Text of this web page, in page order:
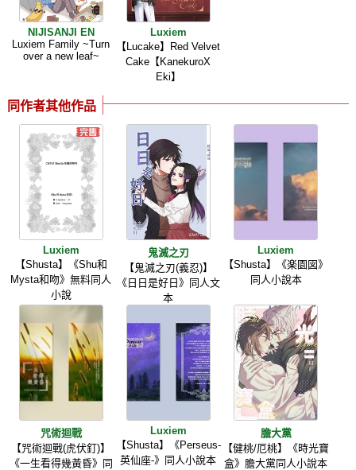
NIJISANJI EN
Luxiem Family ~Turn
over a new leaf~
Luxiem
【Lucake】Red Velvet
Cake【KanekuroX
Eki】
同作者其他作品
Luxiem
【Shusta】《Shu和
Mysta和吻》無料同人
小說
鬼滅之刃
【鬼滅之刃(義忍)】
《日日是好日》同人文
本
Luxiem
【Shusta】《楽園図》
同人小說本
咒術迴戰
【咒術迴戰(虎伏釘)】
《一生看得幾黃昏》同
Luxiem
【Shusta】《Perseus-
英仙座-》同人小說本
膽大黨
【健桃/厄桃】《時光寶
盒》膽大黨同人小說本